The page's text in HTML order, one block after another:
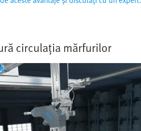
circulația mărfurilor